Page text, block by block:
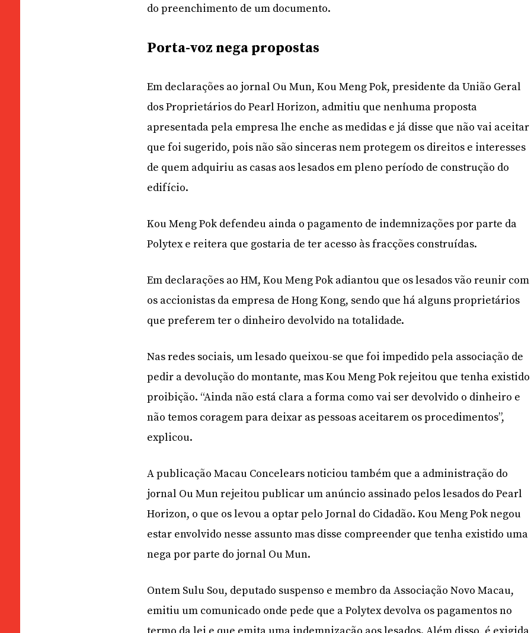
do preenchimento de um documento.
Porta-voz nega propostas
Em declarações ao jornal Ou Mun, Kou Meng Pok, presidente da União Geral
dos Proprietários do Pearl Horizon, admitiu que nenhuma proposta
apresentada pela empresa lhe enche as medidas e já disse que não vai
que foi sugerido, pois não são sinceras nem protegem os direitos e interesses
de quem adquiriu as casas aos lesados em pleno período de construção do
edifício.
Kou Meng Pok defendeu ainda o pagamento de indemnizações por parte da
Polytex e reitera que gostaria de ter acesso às fracções construídas.
Em declarações ao HM, Kou Meng Pok adiantou que os lesados vão reunir com
os accionistas da empresa de Hong Kong, sendo que há alguns proprietários
que preferem ter o dinheiro devolvido na totalidade.
Nas redes sociais, um lesado queixou-se que foi impedido pela associação de
pedir a devolução do montante, mas Kou Meng Pok rejeitou que tenha existido
proibição. “Ainda não está clara a forma como vai ser devolvido o dinheiro e
não temos coragem para deixar as pessoas aceitarem os procedimentos”,
explicou.
A publicação Macau Concelears noticiou também que a administração do
jornal Ou Mun rejeitou publicar um anúncio assinado pelos lesados do Pearl
Horizon, o que os levou a optar pelo Jornal do Cidadão. Kou Meng Pok negou
estar envolvido nesse assunto mas disse compreender que tenha existido uma
nega por parte do jornal Ou Mun.
Ontem Sulu Sou, deputado suspenso e membro da Associação Novo Macau,
emitiu um comunicado onde pede que a Polytex devolva os pagamentos no